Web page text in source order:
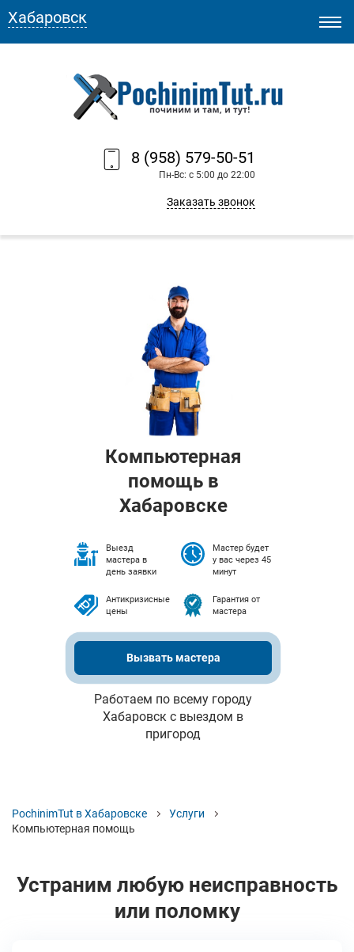
8 (958) 579-50-51
Пн-Вс: с 5:00 до 22:00
Заказать звонок
Хабаровск
Компьютерная
помощь в
Хабаровске
Выезд
мастера в
день заявки
Мастер будет
у вас через 45
минут
Антикризисные
цены
Гарантия от
мастера
Вызвать мастера
Работаем по всему городу
Хабаровск с выездом в
пригород
PochinimTut в Хабаровске
Услуги
Компьютерная помощь
Устраним любую неисправность
или поломку